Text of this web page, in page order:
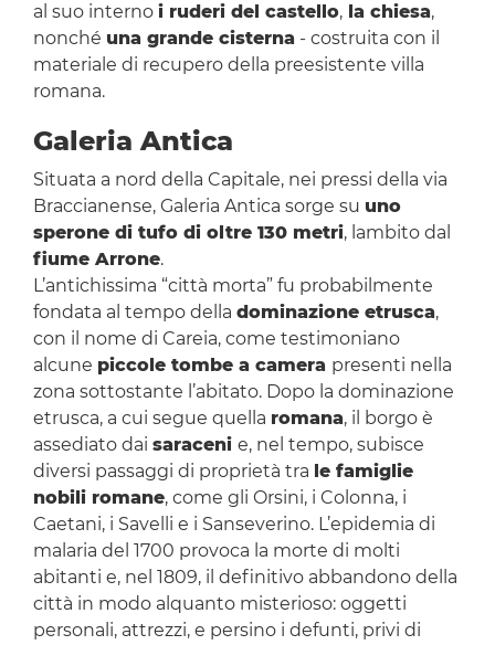
al suo interno i ruderi del castello,la chiesa,
nonché una grande cisterna - costruita con il
materiale di recupero della preesistente villa
romana.
Galeria Antica
Situata a nord della Capitale, nei pressi della via
Braccianense, Galeria Antica sorge su uno
sperone di tufo di oltre 130 metri, lambito dal
fiume Arrone.
L’antichissima “città morta” fu probabilmente
fondata al tempo della dominazione etrusca,
con il nome di Careia, come testimoniano
alcune piccole tombe a camera presenti nella
zona sottostante l’abitato. Dopo la dominazione
etrusca, a cui segue quella romana, il borgo è
assediato dai saraceni e, nel tempo, subisce
diversi passaggi di proprietà tra le famiglie
nobili romane, come gli Orsini, i Colonna, i
Caetani, i Savelli e i Sanseverino. L’epidemia di
malaria del 1700 provoca la morte di molti
abitanti e, nel 1809, il definitivo abbandono della
città in modo alquanto misterioso: oggetti
personali, attrezzi, e persino i defunti, privi di